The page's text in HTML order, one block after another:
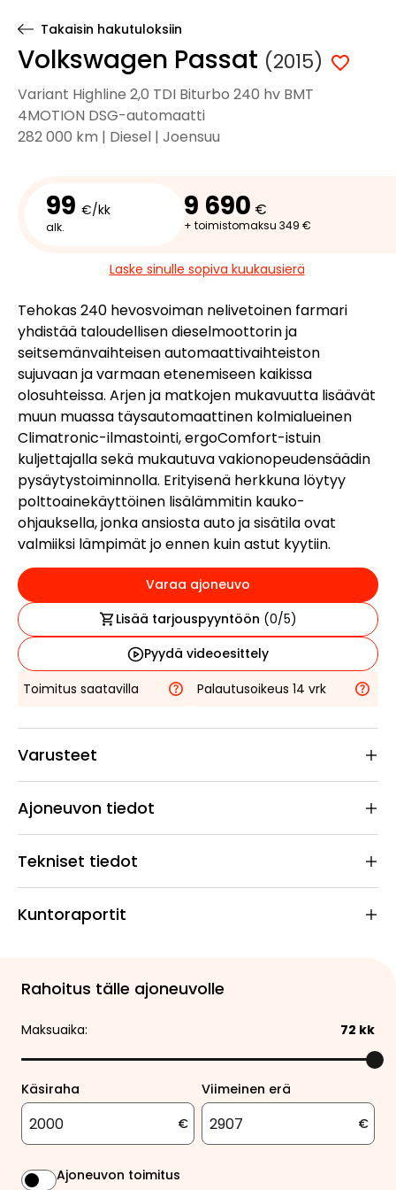
Takaisin hakutuloksiin
Volkswagen Passat (2015)
Variant Highline 2,0 TDI Biturbo 240 hv BMT
4MOTION DSG-automaatti
282 000 km | Diesel | Joensuu
99 €/kk
alk.
9 690 €
+ toimistomaksu 349 €
Laske sinulle sopiva kuukausierä
Tehokas 240 hevosvoiman nelivetoinen farmari
yhdistää taloudellisen dieselmoottorin ja
seitsemänvaihteisen automaattivaihteiston
sujuvaan ja varmaan etenemiseen kaikissa
olosuhteissa. Arjen ja matkojen mukavuutta lisäävät
muun muassa täysautomaattinen kolmi­alueinen
Climatronic-ilmastointi, ergoComfort-istuin
kuljettajalla sekä mukautuva vakionopeudensäädin
pysäytystoiminnolla. Erityisenä herkkuna löytyy
polttoainekäyttöinen lisälämmitin kauko-
ohjauksella, jonka ansiosta auto ja sisätila ovat
valmiiksi lämpimät jo ennen kuin astut kyytiin.
Varaa ajoneuvo
Lisää tarjouspyyntöön (0/5)
Pyydä videoesittely
Toimitus saatavilla
Palautusoikeus 14 vrk
Varusteet
Ajoneuvon tiedot
Tekniset tiedot
Kuntoraportit
Rahoitus tälle ajoneuvolle
Maksuaika: 72 kk
Käsiraha
€
Viimeinen erä
€
Ajoneuvon toimitus